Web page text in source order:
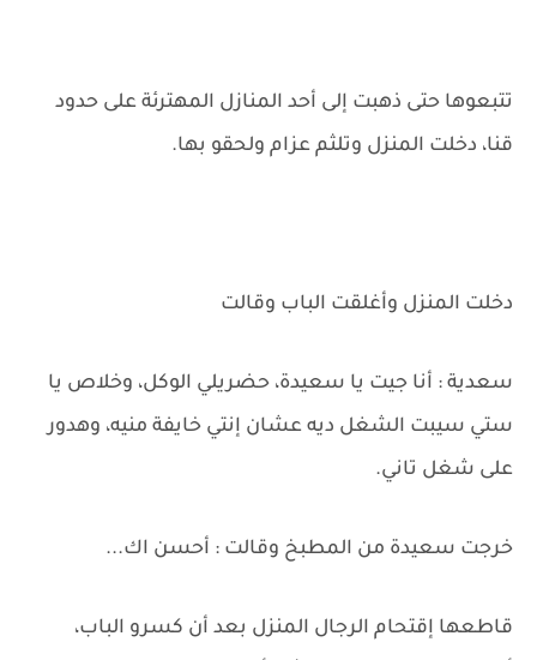
تتبعوها حتى ذهبت إلى أحد المنازل المهترئة على حدود
قنا، دخلت المنزل وتلثم عزام ولحقو بها.
دخلت المنزل وأغلقت الباب وقالت
سعدية : أنا جيت يا سعيدة، حضريلي الوكل، وخلاص يا
ستي سيبت الشغل ديه عشان إنتي خايفة منيه، وهدور
على شغل تاني.
خرجت سعيدة من المطبخ وقالت : أحسن اك...
قاطعها إقتحام الرجال المنزل بعد أن كسرو الباب،